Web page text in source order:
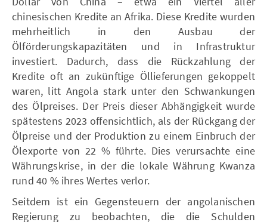
chinesischen Kredite an Afrika. Diese Kredite wurden
mehrheitlich in den Ausbau der
Ölförderungskapazitäten und in Infrastruktur
investiert. Dadurch, dass die Rückzahlung der
Kredite oft an zukünftige Öllieferungen gekoppelt
waren, litt Angola stark unter den Schwankungen
des Ölpreises. Der Preis dieser Abhängigkeit wurde
spätestens 2023 offensichtlich, als der Rückgang der
Ölpreise und der Produktion zu einem Einbruch der
Ölexporte von 22 % führte. Dies verursachte eine
Währungskrise, in der die lokale Währung Kwanza
rund 40 % ihres Wertes verlor.
Seitdem ist ein Gegensteuern der angolanischen
Regierung zu beobachten, die die Schulden